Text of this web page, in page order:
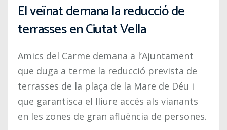
El veïnat demana la reducció de
terrasses en Ciutat Vella
Amics del Carme demana a l’Ajuntament
que duga a terme la reducció prevista de
terrasses de la plaça de la Mare de Déu i
que garantisca el lliure accés als vianants
en les zones de gran afluència de persones.